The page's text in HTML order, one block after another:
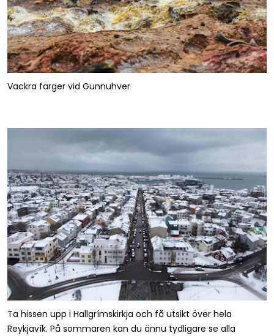
Vackra färger vid Gunnuhver
Ta hissen upp i Hallgrímskirkja och få utsikt över hela
Reykjavík. På sommaren kan du ännu tydligare se alla